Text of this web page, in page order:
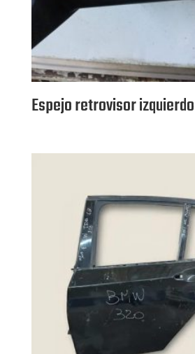
Espejo retrovisor